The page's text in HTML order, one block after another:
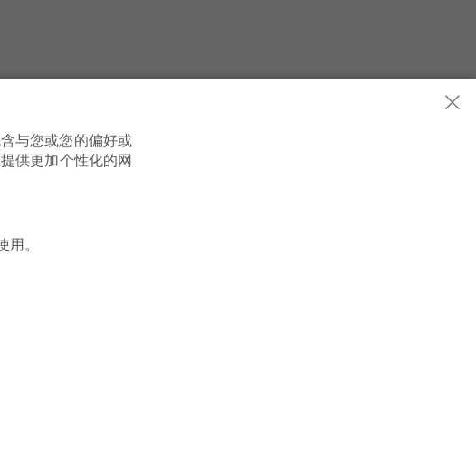
机
GB
8/34
机
除
与您或您的偏好或
供更加个性化的网
。